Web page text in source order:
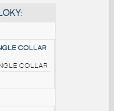
BLOKY: